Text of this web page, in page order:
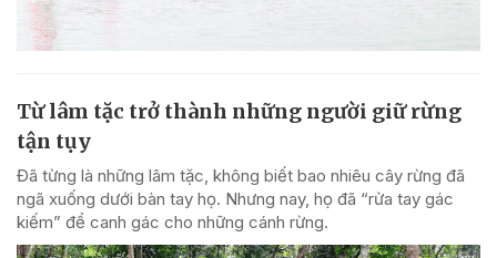
Từ lâm tặc trở thành những người giữ rừng
tận tụy
Đã từng là những lâm tặc, không biết bao nhiêu cây rừng đã
ngã xuống dưới bàn tay họ. Nhưng nay, họ đã “rửa tay gác
kiếm” để canh gác cho những cánh rừng.